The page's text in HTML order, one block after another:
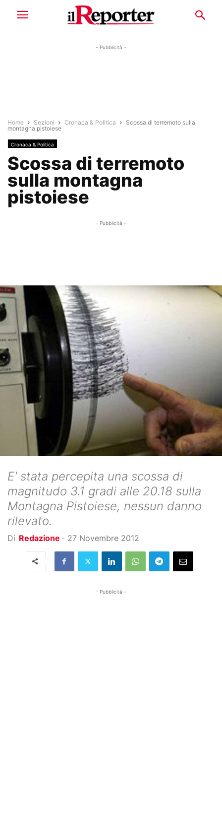
- Pubblicità -
Home Sezioni Cronaca & Politica
Scossa di terremoto sulla
montagna pistoiese
Cronaca & Politica
Scossa di terremoto
sulla montagna
pistoiese
- Pubblicità -
E' stata percepita una scossa di
magnitudo 3.1 gradi alle 20.18 sulla
Montagna Pistoiese, nessun danno
rilevato.
Di Redazione - 27 Novembre 2012
- Pubblicità -